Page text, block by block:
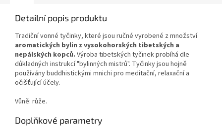
Detailní popis produktu
Tradiční vonné tyčinky, které jsou ručné vyrobené z množství
aromatických bylin z vysokohorských tibetských a
nepálských kopců. Výroba tibetských tyčinek probíhá dle
důkladných instrukcí "bylinných mistrů". Tyčinky jsou hojně
používány buddhistickými mnichi pro meditační, relaxační a
očišťující účely.
Vůně: růže.
Doplňkové parametry